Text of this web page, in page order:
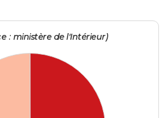
: ministère de l'Intérieur)